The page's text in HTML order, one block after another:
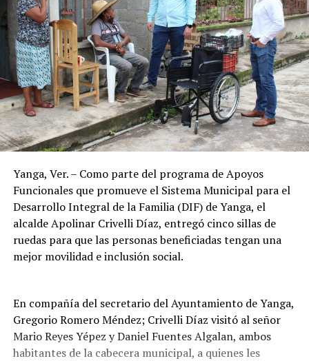
Yanga, Ver. – Como parte del programa de Apoyos
Funcionales que promueve el Sistema Municipal para el
Desarrollo Integral de la Familia (DIF) de Yanga, el
alcalde Apolinar Crivelli Díaz, entregó cinco sillas de
ruedas para que las personas beneficiadas tengan una
mejor movilidad e inclusión social.
En compañía del secretario del Ayuntamiento de Yanga,
Gregorio Romero Méndez; Crivelli Díaz visitó al señor
Mario Reyes Yépez y Daniel Fuentes Algalan, ambos
habitantes de la cabecera municipal, a quienes les